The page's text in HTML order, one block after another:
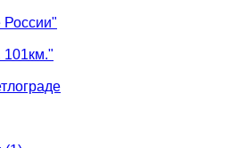
101км."